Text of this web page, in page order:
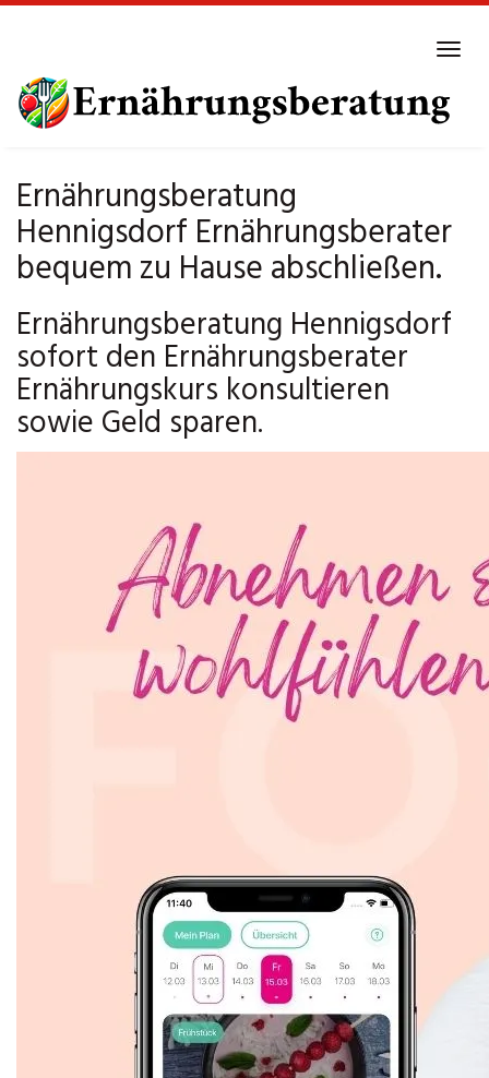
main
content
Ernährungsberatung
Hennigsdorf Ernährungsberater
bequem zu Hause abschließen.
Ernährungsberatung Hennigsdorf
sofort den Ernährungsberater
Ernährungskurs konsultieren
sowie Geld sparen.